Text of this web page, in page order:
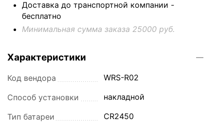
Доставка до транспортной компании -
бесплатно
Минимальная сумма заказа 25000 руб.
Характеристики
Код вендора WRS-R02
Способ установки накладной
Тип батареи CR2450